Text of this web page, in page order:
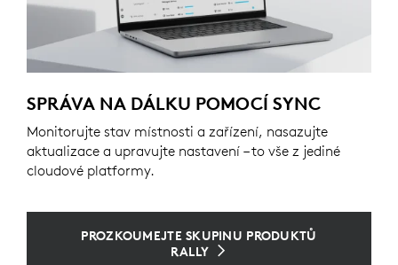
SPRÁVA NA DÁLKU POMOCÍ SYNC
Monitorujte stav místnosti a zařízení, nasazujte
aktualizace a upravujte nastavení – to vše z jediné
cloudové platformy.
PROZKOUMEJTE SKUPINU PRODUKTŮ
RALLY